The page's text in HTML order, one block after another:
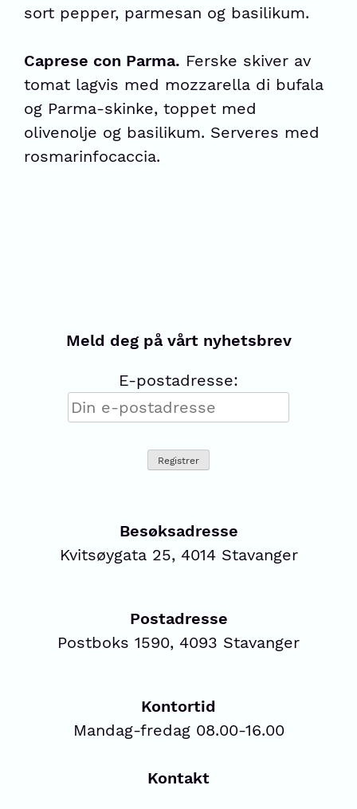
sort pepper, parmesan og basilikum.
Caprese con Parma. Ferske skiver av
tomat lagvis med mozzarella di bufala
og Parma-skinke, toppet med
olivenolje og basilikum. Serveres med
rosmarinfocaccia.
Meld deg på vårt nyhetsbrev
E-postadresse:
Besøksadresse
Kvitsøygata 25, 4014 Stavanger
Postadresse
Postboks 1590, 4093 Stavanger
Kontortid
Mandag-fredag 08.00-16.00
Kontakt